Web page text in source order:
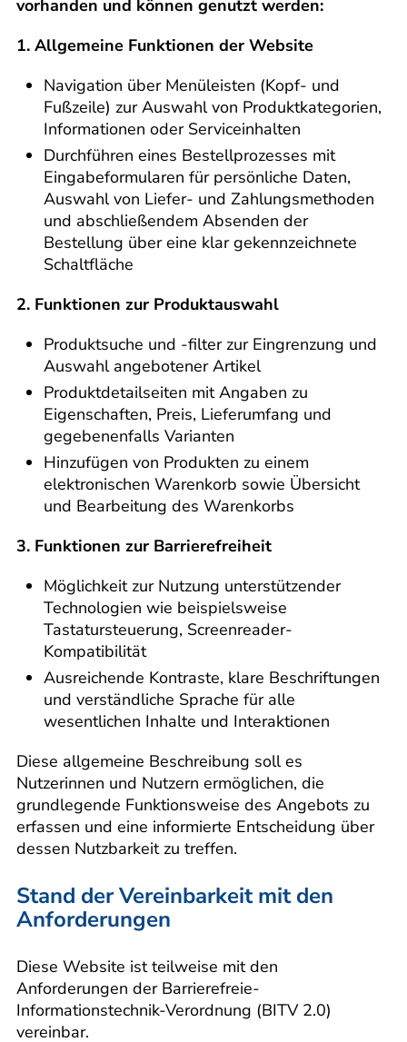
vorhanden und können genutzt werden:
1. Allgemeine Funktionen der Website
Navigation über Menüleisten (Kopf- und
Fußzeile) zur Auswahl von Produktkategorien,
Informationen oder Serviceinhalten
Durchführen eines Bestellprozesses mit
Eingabeformularen für persönliche Daten,
Auswahl von Liefer- und Zahlungsmethoden
und abschließendem Absenden der
Bestellung über eine klar gekennzeichnete
Schaltfläche
2. Funktionen zur Produktauswahl
Produktsuche und -filter zur Eingrenzung und
Auswahl angebotener Artikel
Produktdetailseiten mit Angaben zu
Eigenschaften, Preis, Lieferumfang und
gegebenenfalls Varianten
Hinzufügen von Produkten zu einem
elektronischen Warenkorb sowie Übersicht
und Bearbeitung des Warenkorbs
3. Funktionen zur Barrierefreiheit
Möglichkeit zur Nutzung unterstützender
Technologien wie beispielsweise
Tastatursteuerung, Screenreader-
Kompatibilität
Ausreichende Kontraste, klare Beschriftungen
und verständliche Sprache für alle
wesentlichen Inhalte und Interaktionen
Diese allgemeine Beschreibung soll es
Nutzerinnen und Nutzern ermöglichen, die
grundlegende Funktionsweise des Angebots zu
erfassen und eine informierte Entscheidung über
dessen Nutzbarkeit zu treffen.
Stand der Vereinbarkeit mit den
Anforderungen
Diese Website ist teilweise mit den
Anforderungen der Barrierefreie-
Informationstechnik-Verordnung (BITV 2.0)
vereinbar.